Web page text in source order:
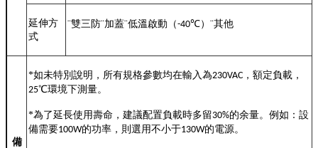
延伸方
式
¨雙三防¨加蓋¨低溫啟動（-40℃） ¨其他
備
*如未特別說明，所有規格參數均在輸入為230VAC ，額定負載，
25℃環境下測量。
*為了延長使用壽命，建議配置負載時多留30%的余量。例如：設
備需要100W的功率，則選用不小于130W的電源。